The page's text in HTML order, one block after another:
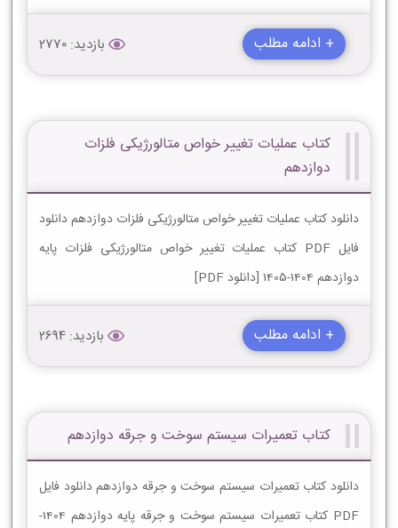
+ ادامه مطلب بازدید: 2770
کتاب عملیات تغییر خواص متالورژیکی فلزات
دوازدهم
دانلود کتاب عملیات تغییر خواص متالورژیکی فلزات دوازدهم دانلود
فایل PDF کتاب عملیات تغییر خواص متالورژیکی فلزات پایه
دوازدهم 1404-1405 [دانلود PDF]
+ ادامه مطلب بازدید: 2694
کتاب تعمیرات سیستم سوخت و جرقه دوازدهم
دانلود کتاب تعمیرات سیستم سوخت و جرقه دوازدهم دانلود فایل
PDF کتاب تعمیرات سیستم سوخت و جرقه پایه دوازدهم 1404-